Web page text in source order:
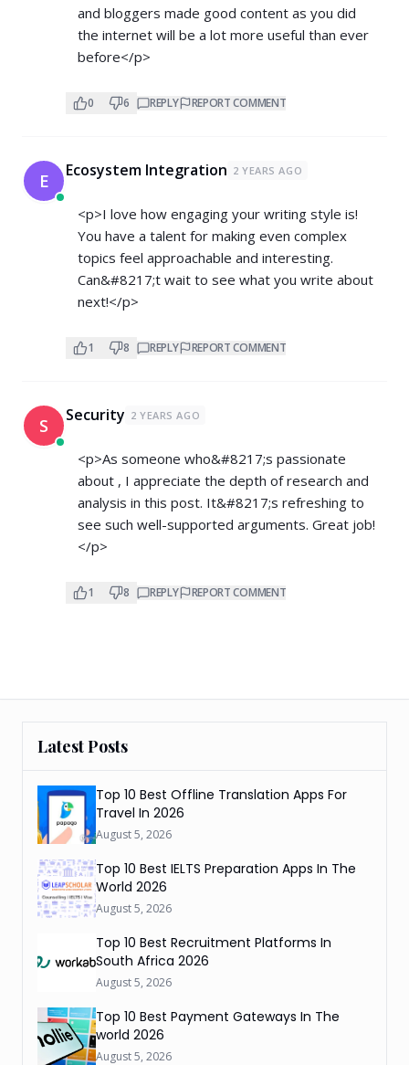
and bloggers made good content as you did
the internet will be a lot more useful than ever
before</p>
0 6 REPLY REPORT COMMENT
E Ecosystem Integration 2 YEARS AGO
<p>I love how engaging your writing style is!
You have a talent for making even complex
topics feel approachable and interesting.
Can&#8217;t wait to see what you write about
next!</p>
1 8 REPLY REPORT COMMENT
S Security 2 YEARS AGO
<p>As someone who&#8217;s passionate
about , I appreciate the depth of research and
analysis in this post. It&#8217;s refreshing to
see such well-supported arguments. Great job!
</p>
1 8 REPLY REPORT COMMENT
Latest Posts
Top 10 Best Offline Translation Apps For
Travel In 2026
August 5, 2026
Top 10 Best IELTS Preparation Apps In The
World 2026
August 5, 2026
Top 10 Best Recruitment Platforms In
South Africa 2026
August 5, 2026
Top 10 Best Payment Gateways In The
world 2026
August 5, 2026